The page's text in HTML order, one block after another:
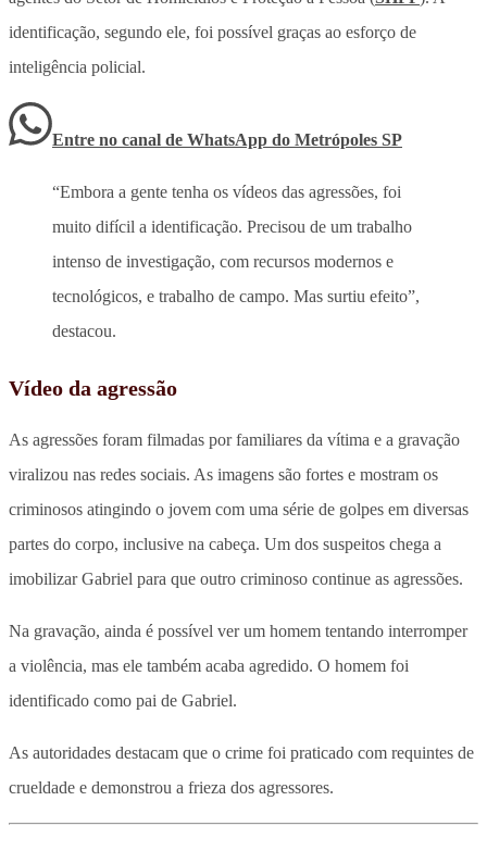
identificação, segundo ele, foi possível graças ao esforço de
inteligência policial.
Entre no canal de WhatsApp do Metrópoles SP
“Embora a gente tenha os vídeos das agressões, foi
muito difícil a identificação. Precisou de um trabalho
intenso de investigação, com recursos modernos e
tecnológicos, e trabalho de campo. Mas surtiu efeito”,
destacou.
Vídeo da agressão
As agressões foram filmadas por familiares da vítima e a gravação
viralizou nas redes sociais. As imagens são fortes e mostram os
criminosos atingindo o jovem com uma série de golpes em diversas
partes do corpo, inclusive na cabeça. Um dos suspeitos chega a
imobilizar Gabriel para que outro criminoso continue as agressões.
Na gravação, ainda é possível ver um homem tentando interromper
a violência, mas ele também acaba agredido. O homem foi
identificado como pai de Gabriel.
As autoridades destacam que o crime foi praticado com requintes de
crueldade e demonstrou a frieza dos agressores.